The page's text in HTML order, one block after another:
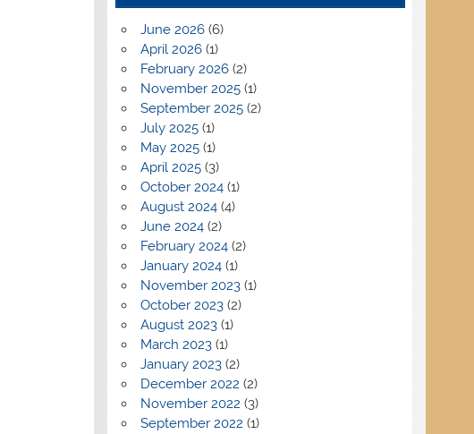
June 2026(6)
April 2026(1)
February 2026(2)
November 2025(1)
September 2025(2)
July 2025(1)
May 2025(1)
April 2025(3)
October 2024(1)
August 2024(4)
June 2024(2)
February 2024(2)
January 2024(1)
November 2023(1)
October 2023(2)
August 2023(1)
March 2023(1)
January 2023(2)
December 2022 (2)
November 2022 (3)
September 2022 (1)